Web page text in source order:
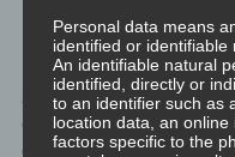
Mit dem
zwischenmenschliche
emotional sehr
das Sich-Nicht-Spüren
Personal data means
identified or identifiable
An identifiable natural
identified, directly or
to an identifier such as
location data, an
factors specific to the